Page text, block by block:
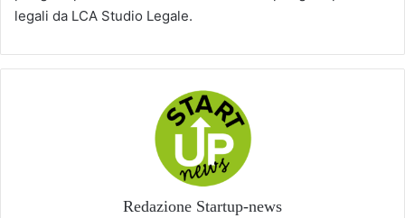
legali da LCA Studio Legale.
Redazione Startup-news